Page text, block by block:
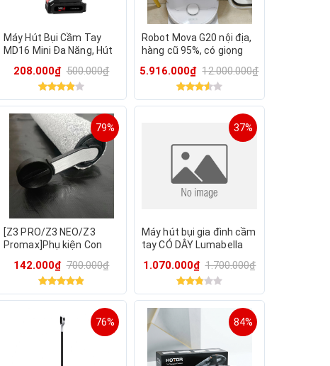
Máy Hút Bụi Cầm Tay
MD16 Mini Đa Năng, Hút
Công Suất Hút Lớn
208.000₫ 500.000₫
Robot Mova G20 nội địa,
hàng cũ 95%, có giọng
thoại điều khiển được
5.916.000₫ 12.000.000₫
79%
[Z3 PRO/Z3 NEO/Z3
Promax]Phụ kiện Con
nhà & hút bụi INXNI Z3
Pro/Neo/Promax
142.000₫ 700.000₫
37%
Máy hút bụi gia đình cầm
tay CÓ DÂY Lumabella
2600W
1.070.000₫ 1.700.000₫
76% 84%